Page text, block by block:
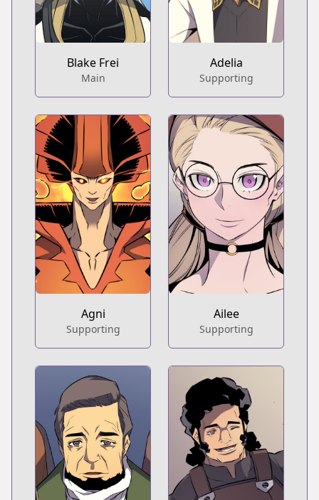
Blake Frei
Main
Adelia
Supporting
Agni
Supporting
Ailee
Supporting